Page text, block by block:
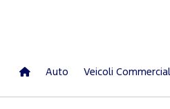
Auto Veicoli